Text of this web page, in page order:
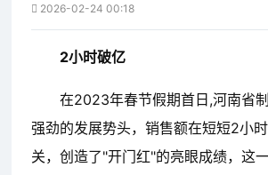
2026-02-24 00:18
2小时破亿
在2023年春节假期首日,河南省
强劲的发展势头，销售额在短短2小
关，创造了"开门红"的亮眼成绩，这